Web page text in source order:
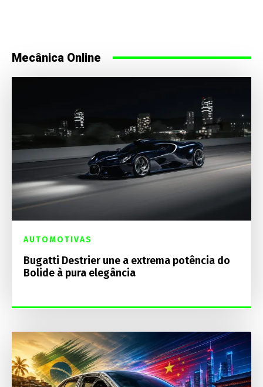
Mecânica Online
AUTOMOTIVAS
Bugatti Destrier une a extrema potência do
Bolide à pura elegância